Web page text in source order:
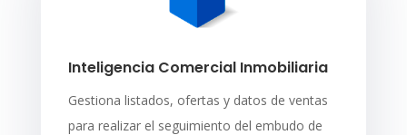
Inteligencia Comercial Inmobiliaria
Gestiona listados, ofertas y datos de ventas
para realizar el seguimiento del embudo de